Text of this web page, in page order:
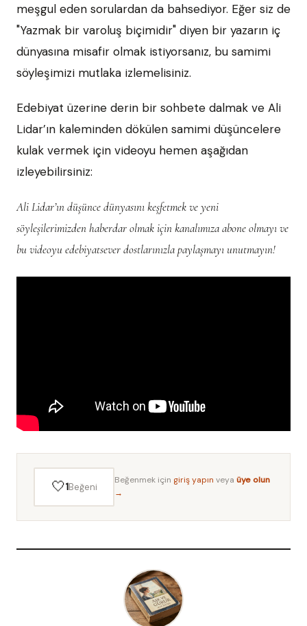
meşgul eden sorulardan da bahsediyor. Eğer siz de
"Yazmak bir varoluş biçimidir" diyen bir yazarın iç
dünyasına misafir olmak istiyorsanız, bu samimi
söyleşimizi mutlaka izlemelisiniz.
Edebiyat üzerine derin bir sohbete dalmak ve Ali
Lidar’ın kaleminden dökülen samimi düşüncelere
kulak vermek için videoyu hemen aşağıdan
izleyebilirsiniz:
Ali Lidar’ın düşünce dünyasını keşfetmek ve yeni
söyleşilerimizden haberdar olmak için kanalımıza abone olmayı ve
bu videoyu edebiyatsever dostlarınızla paylaşmayı unutmayın!
🤍1Beğeni
Beğenmek için giriş yapın veya üye olun
→